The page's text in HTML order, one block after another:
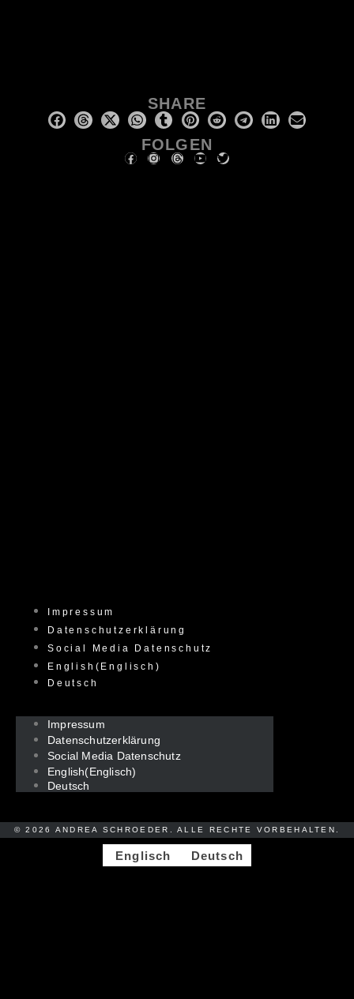
SHARE
FOLGEN
Impressum
Datenschutzerklärung
Social Media Datenschutz
English ( Englisch )
Deutsch
Impressum
Datenschutzerklärung
Social Media Datenschutz
English(Englisch)
Deutsch
© 2026 ANDREA SCHROEDER. ALLE RECHTE VORBEHALTEN.
Englisch Deutsch